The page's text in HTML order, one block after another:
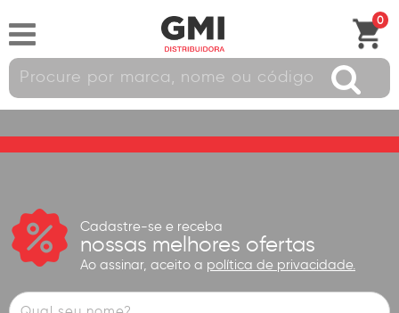
0
Cadastre-se e receba
nossas melhores ofertas
Ao assinar, aceito a política de privacidade.